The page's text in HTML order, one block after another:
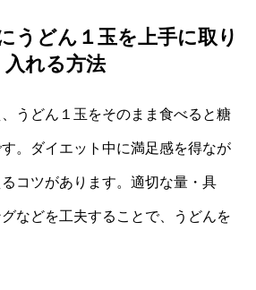
うどん１玉を上手に取り
入れる方法
うどん１玉をそのまま食べると糖
。ダイエット中に満足感を得なが
コツがあります。適切な量・具
などを工夫することで、うどんを